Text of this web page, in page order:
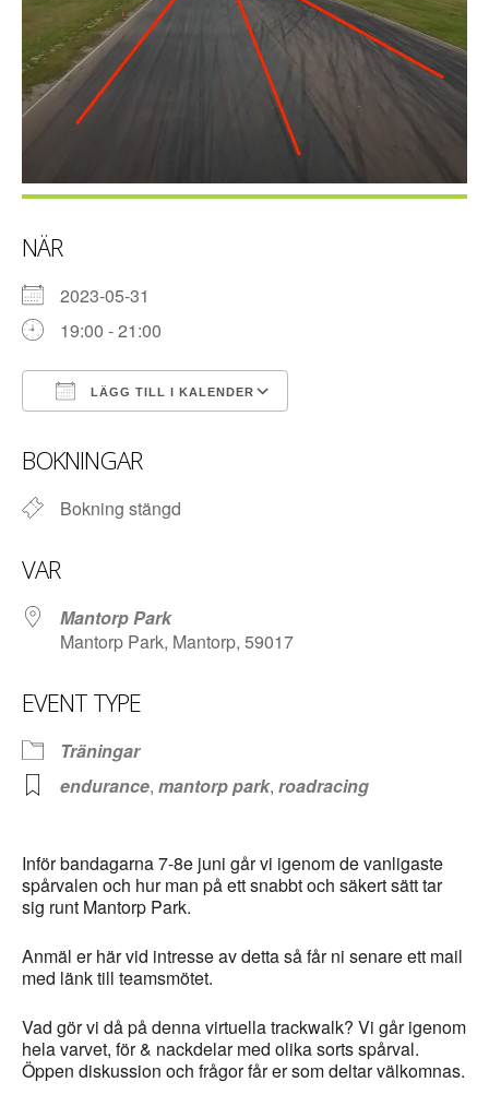
NÄR
2023-05-31
19:00 - 21:00
LÄGG TILL I KALENDER
BOKNINGAR
Bokning stängd
VAR
Mantorp Park
Mantorp Park, Mantorp, 59017
EVENT TYPE
Träningar
endurance, mantorp park, roadracing
Inför bandagarna 7-8e juni går vi igenom de vanligaste
spårvalen och hur man på ett snabbt och säkert sätt tar
sig runt Mantorp Park.
Anmäl er här vid intresse av detta så får ni senare ett mail
med länk till teamsmötet.
Vad gör vi då på denna virtuella trackwalk? Vi går igenom
hela varvet, för & nackdelar med olika sorts spårval.
Öppen diskussion och frågor får er som deltar välkomnas.